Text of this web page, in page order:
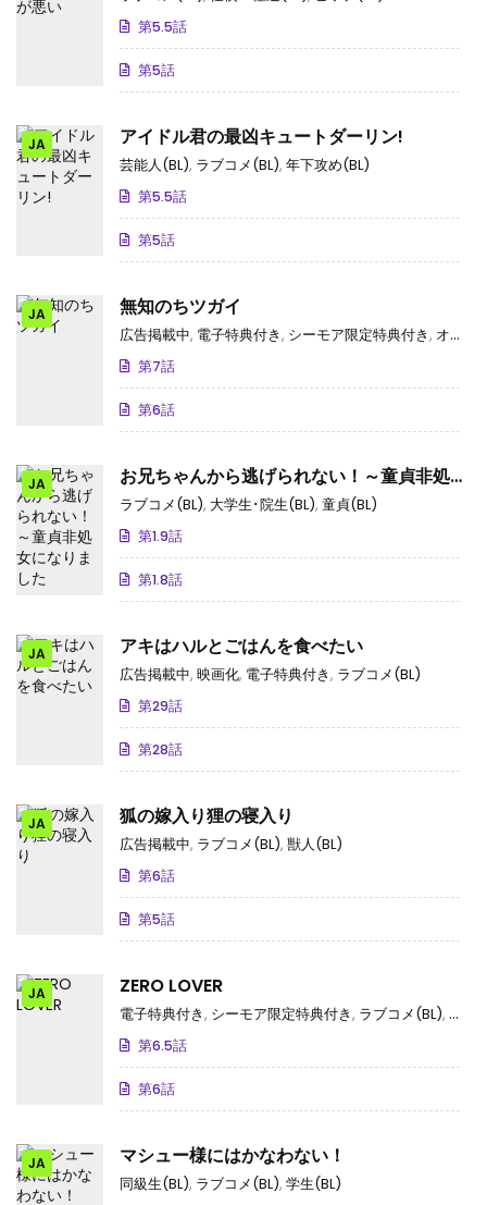
第5.5話
第5話
JA アイドル君の最凶キュートダーリン!
芸能人(BL), ラブコメ(BL), 年下攻め(BL)
第5.5話
第5話
JA 無知のちツガイ
広告掲載中, 電子特典付き, シーモア限定特典付き, オメガバース(BL)
第7話
第6話
JA
お兄ちゃんから逃げられない！～童貞非処女
になりました
ラブコメ(BL), 大学生･院生(BL), 童貞(BL)
第1.9話
第1.8話
JA アキはハルとごはんを食べたい
広告掲載中, 映画化, 電子特典付き, ラブコメ(BL)
第29話
第28話
JA 狐の嫁入り狸の寝入り
広告掲載中, ラブコメ(BL), 獣人(BL)
第6話
第5話
JA ZERO LOVER
電子特典付き, シーモア限定特典付き, ラブコメ(BL), ビッ
第6.5話
第6話
JA マシュー様にはかなわない！
同級生(BL), ラブコメ(BL), 学生(BL)